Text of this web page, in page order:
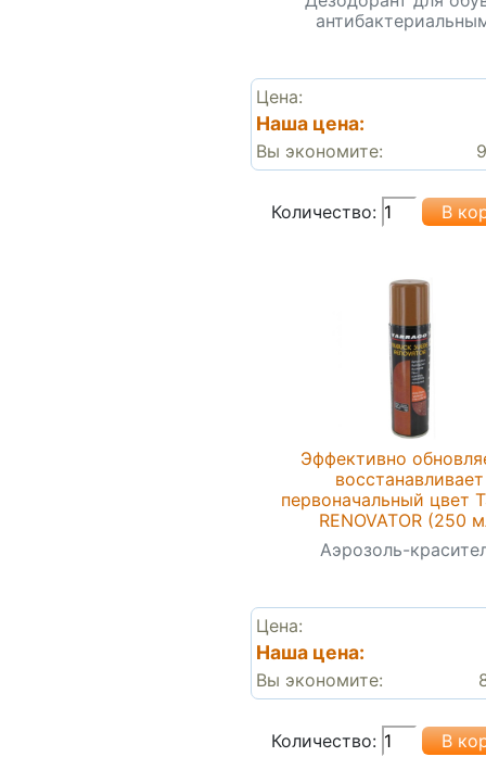
Цена:
Наша цена:
Вы экономите:
Количество:
Эффективно
восстанавливает
первоначальный цвет
RENOVATOR (250
Аэрозоль-
Цена:
Наша цена:
Вы экономите:
Количество: